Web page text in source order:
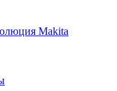
Makita